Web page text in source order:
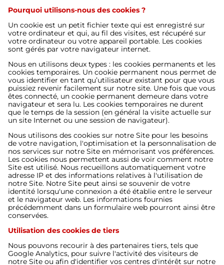
Pourquoi utilisons-nous des cookies ?
Un cookie est un petit fichier texte qui est enregistré sur
votre ordinateur et qui, au fil des visites, est récupéré sur
votre ordinateur ou votre appareil portable. Les cookies
sont gérés par votre navigateur internet.
Nous en utilisons deux types : les cookies permanents et les
cookies temporaires. Un cookie permanent nous permet de
vous identifier en tant qu’utilisateur existant pour que vous
puissiez revenir facilement sur notre site. Une fois que vous
êtes connecté, un cookie permanent demeure dans votre
navigateur et sera lu. Les cookies temporaires ne durent
que le temps de la session (en général la visite actuelle sur
un site Internet ou une session de navigateur).
Nous utilisons des cookies sur notre Site pour les besoins
de votre navigation, l'optimisation et la personnalisation de
nos services sur notre Site en mémorisant vos préférences.
Les cookies nous permettent aussi de voir comment notre
Site est utilisé. Nous recueillons automatiquement votre
adresse IP et des informations relatives à l'utilisation de
notre Site. Notre Site peut ainsi se souvenir de votre
identité lorsqu'une connexion a été établie entre le serveur
et le navigateur web. Les informations fournies
précédemment dans un formulaire web pourront ainsi être
conservées.
Utilisation des cookies de tiers
Nous pouvons recourir à des partenaires tiers, tels que
Google Analytics, pour suivre l'activité des visiteurs de
notre Site ou afin d'identifier vos centres d'intérêt sur notre